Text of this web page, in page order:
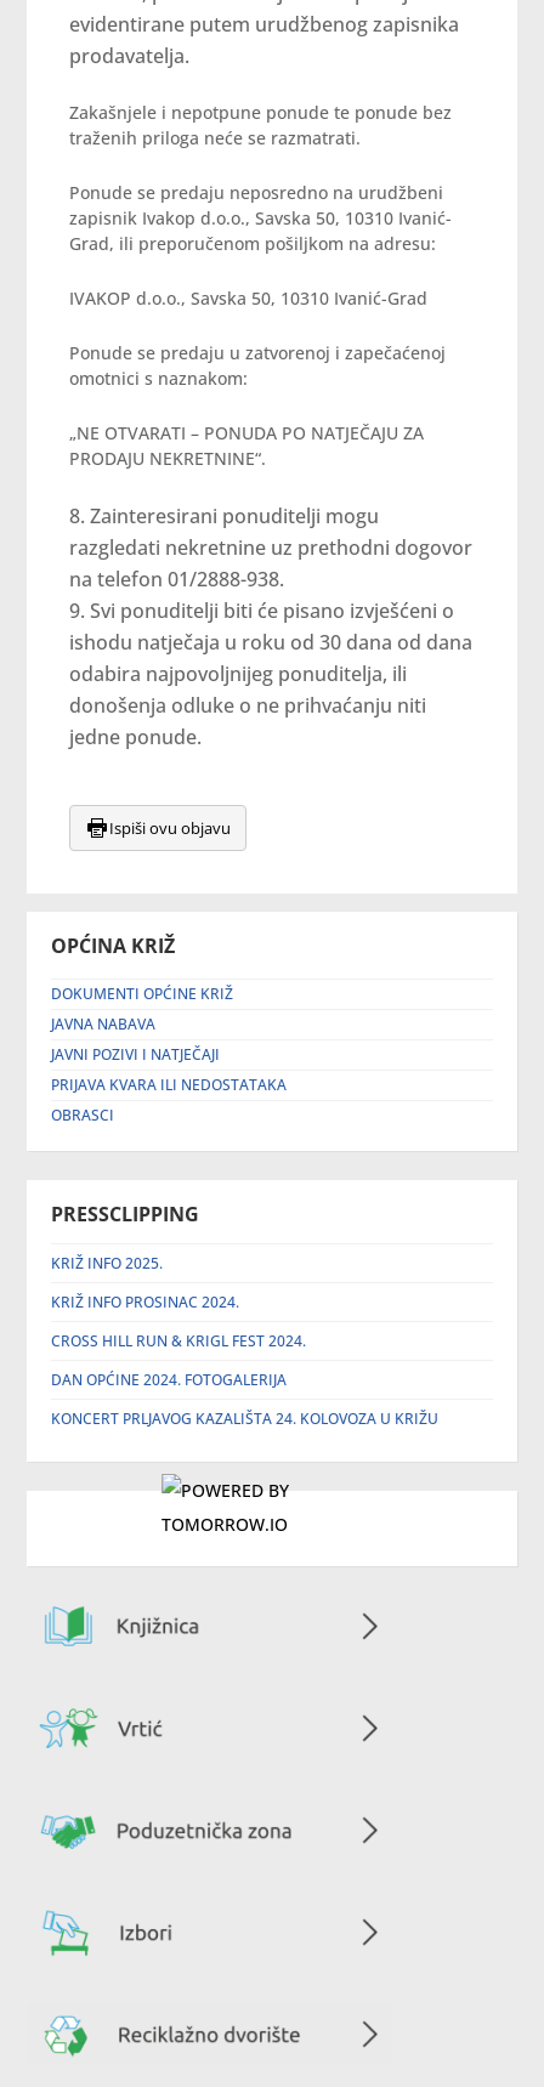
OPĆINA KRIŽ
DOKUMENTI OPĆINE KRIŽ
JAVNA NABAVA
JAVNI POZIVI I NATJEČAJI
PRIJAVA KVARA ILI NEDOSTATAKA
OBRASCI
PRESSCLIPPING
KRIŽ INFO 2025.
KRIŽ INFO PROSINAC 2024.
CROSS HILL RUN & KRIGL FEST 2024.
DAN OPĆINE 2024. FOTOGALERIJA
KONCERT PRLJAVOG KAZALIŠTA 24. KOLOVOZA U KRIŽU
evidentirane putem urudžbenog zapisnika
prodavatelja.
Zakašnjele i nepotpune ponude te ponude bez
traženih priloga neće se razmatrati.
Ponude se predaju neposredno na urudžbeni
zapisnik Ivakop d.o.o., Savska 50, 10310 Ivanić-
Grad, ili preporučenom pošiljkom na adresu:
IVAKOP d.o.o., Savska 50, 10310 Ivanić-Grad
Ponude se predaju u zatvorenoj i zapečaćenoj
omotnici s naznakom:
„NE OTVARATI – PONUDA PO NATJEČAJU ZA
PRODAJU NEKRETNINE“.
Zainteresirani ponuditelji mogu
razgledati nekretnine uz prethodni dogovor
na telefon 01/2888-938.
Svi ponuditelji biti će pisano izvješćeni o
ishodu natječaja u roku od 30 dana od dana
odabira najpovoljnijeg ponuditelja, ili
donošenja odluke o ne prihvaćanju niti
jedne ponude.
Ispiši ovu objavu